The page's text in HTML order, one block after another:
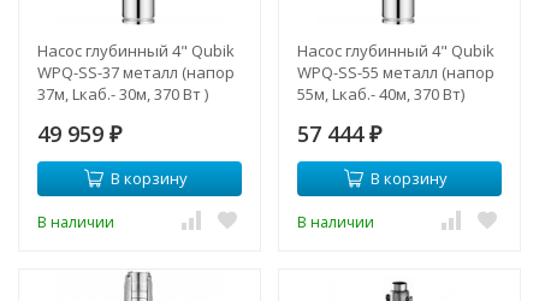
Насос глубинный 4" Qubik
WPQ-SS-37 металл (напор
37м, Lкаб.- 30м, 370 Вт )
49 959 ₽
В корзину
В наличии
Насос глубинный 4" Qubik
WPQ-SS-55 металл (напор
55м, Lкаб.- 40м, 370 Вт)
57 444 ₽
В корзину
В наличии